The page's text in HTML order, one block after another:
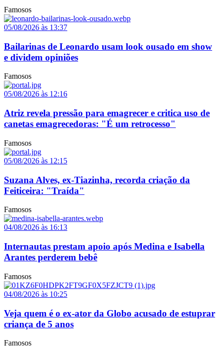
Famosos
05/08/2026 às 13:37
Bailarinas de Leonardo usam look ousado em show
e dividem opiniões
Famosos
05/08/2026 às 12:16
Atriz revela pressão para emagrecer e critica uso de
canetas emagrecedoras: "É um retrocesso"
Famosos
05/08/2026 às 12:15
Suzana Alves, ex-Tiazinha, recorda criação da
Feiticeira: "Traída"
Famosos
04/08/2026 às 16:13
Internautas prestam apoio após Medina e Isabella
Arantes perderem bebê
Famosos
04/08/2026 às 10:25
Veja quem é o ex-ator da Globo acusado de estuprar
criança de 5 anos
Famosos